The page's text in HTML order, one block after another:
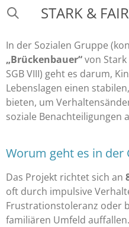
Zum
springen
STARK &
In der Sozialen Gruppe
„Brückenbauer“von Stark
SGB VIII) geht es darum,
Lebenslagen einen
bieten, um
soziale Benachteiligungen
Worum geht es in der
Das Projekt richtet sich an
oft durch impulsive
Frustrationstoleranz oder
familiären Umfeld